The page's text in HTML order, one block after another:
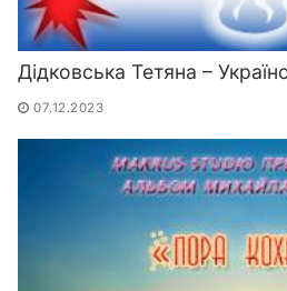
Дідковська Тетяна –
07.12.2023